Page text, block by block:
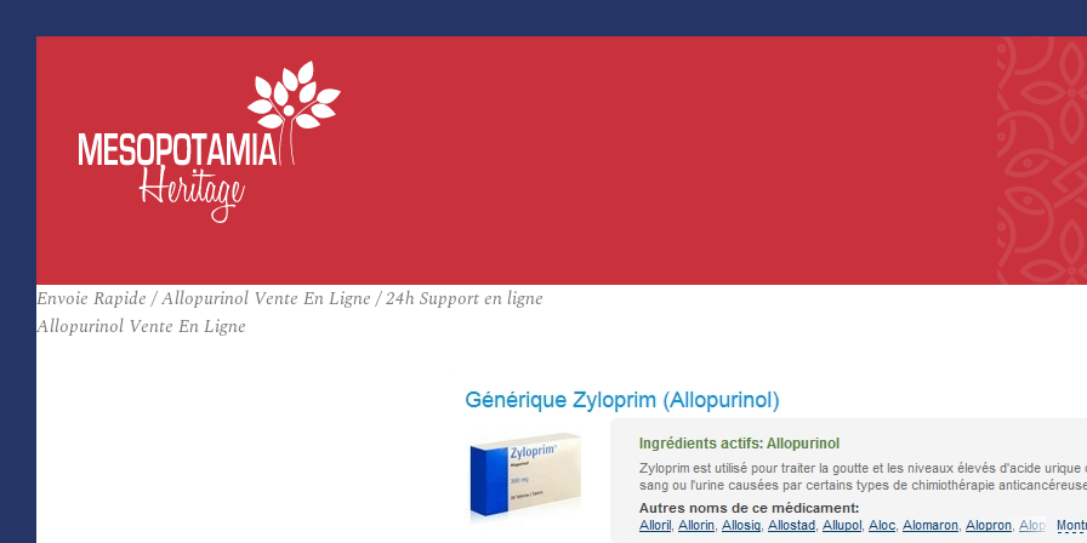
Envoie Rapide / Allopurinol Vente En Ligne / 24h Support en ligne
Allopurinol Vente En Ligne